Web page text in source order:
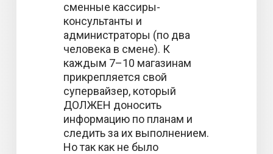
сменные кассиры-
консультанты и
администраторы (по два
человека в смене). К
каждым 7–10 магазинам
прикрепляется свой
супервайзер, который
ДОЛЖЕН доносить
информацию по планам и
следить за их выполнением.
Но так как не было